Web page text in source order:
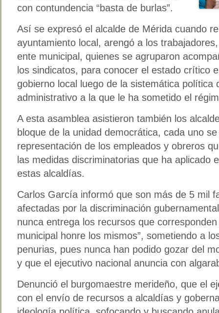
con contundencia “basta de burlas”.
Así se expresó el alcalde de Mérida cuando
ayuntamiento local, arengó a los
ente municipal, quienes se agruparon
los sindicatos, para conocer el estado crítico
gobierno local luego de la sistemática política
administrativo a la que le ha sometido el
A esta asamblea asistieron también los
bloque de la unidad democrática, cada uno
representación de los empleados y obreros
las medidas discriminatorias que ha aplicado
estas alcaldías.
Carlos García informó que son más de 5 mil
afectadas por la discriminación
nunca entrega los recursos que
municipal honre los mismos”, sometiendo a
penurias, pues nunca han podido gozar del
y que el ejecutivo nacional anuncia con
Denunció el burgomaestre merideño, que el
con el envío de recursos a alcaldías y